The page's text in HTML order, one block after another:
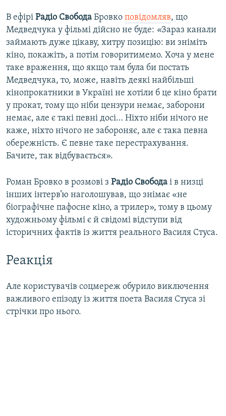
В ефірі Радіо Свобода Бровко повідомляв, що
Медведчука у фільмі дійсно не буде: «Зараз канали
займають дуже цікаву, хитру позицію: ви зніміть
кіно, покажіть, а потім говоритимемо. Хоча у мене
таке враження, що якщо там була би постать
Медведчука, то, може, навіть деякі найбільші
кінопрокатники в Україні не хотіли б це кіно брати
у прокат, тому що ніби цензури немає, заборони
немає, але є такі певні досі… Ніхто ніби нічого не
каже, ніхто нічого не забороняє, але є така певна
обережність. Є певне таке перестрахування.
Бачите, так відбувається».
Роман Бровко в розмові з Радіо Свобода і в низці
інших інтерв’ю наголошував, що знімає «не
біографічне пафосне кіно, а трилер», тому в цьому
художньому фільмі є й свідомі відступи від
історичних фактів із життя реального Василя Стуса.
Реакція
Але користувачів соцмереж обурило виключення
важливого епізоду із життя поета Василя Стуса зі
стрічки про нього.